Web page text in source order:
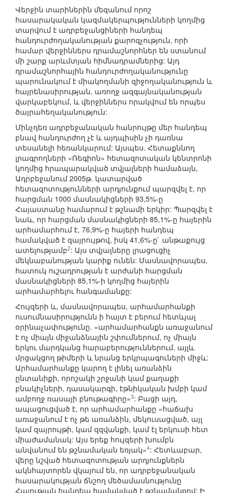
Վերջին տարիներին մեզանում որոշ
հասարակական կազմակերպությունների կողմից
տարվում է ադրբեջանցիների հանդեպ
հանդուրժողականության քարոզչություն, որի
համար վերջիններս դրամաշնորհներ են ստանում
մի շարք արևմտյան հիմնադրամներից: Այդ
դրամաշնորհային հանդուրժողականությունը
պարունակում է միակողմանի զիջողականություն և
հայրենասիրության, առողջ ազգայնականության
վարկաբեկում, և վերջիններս որակվում են որպես
ծայրահեղականություն:
Մինչդեռ ադրբեջանական հանրույթը մեր հանդեպ
բնավ հանդուրժող չէ և այդպիսին չի դառնա
տեսանելի հեռանկարում: Այսպես. Հետաքննող
լրագրողների «Ռեգիոն» հետազոտական կենտրոնի
կողմից հրապարակված տվյալների համաձայն,
Ադրբեջանում 2005թ. կատարված
հետազոտությունների արդյունքում պարզվել է, որ
հարցման 1000 մասնակիցների 93,5%-ը
Հայաստանը համարում է թշնամի երկիր: Պարզվել է
նաև, որ հարցման մասնակիցների 85,1%-ը հայերին
արհամարհում է, 76,9%-ը հայերի հանդեպ
համակված է զայրույթով, իսկ 41,6%-ը` անթաքույց
ատելությամբ2: Այս տվյալները լրացուցիչ
մեկնաբանության կարիք ունեն: Մասնավորապես,
հատուկ ուշադրության է արժանի հարցման
մասնակիցների 85,1%-ի կողմից հայերին
արհամարհելու հանգամանքը:
Հույզերի և, մասնավորապես, արհամարհանքի
ուսումնասիրությունն ի հայտ է բերում հետևյալ
օրինաչափությունը. «արհամարհանքն առաջանում
է ոչ միայն միջանձնային շփումներում, ոչ միայն
երկու մարդկանց հարաբերություններում, այլև
մրցակցող թիմերի և նրանց երկրպագուների միջև:
Արհամարհանքը կարող է լինել առանձին
ընտանիքի, որոշակի շրջանի կամ քաղաքի
բնակիչների, դասակարգի, էթնիկական խմբի կամ
ամբողջ ռասայի բնութագիրը»3: Բացի այդ,
ապացուցված է, որ արհամարհանքը «հաճախ
առաջանում է ոչ թե առանձին, մեկուսացված, այլ
կամ զայրույթի, կամ զզվանքի, կամ էլ երկուսի հետ
միաժամանակ: Այս երեք հույզերի խումբն
անվանում են թշնամական եռյակ»4: Հետևաբար,
վերը նշված հետազոտության արդյունքներն
ակնհայտորեն վկայում են, որ ադրբեջանական
հասարակության ճնշող մեծամասնությունը
Հայության հանդեպ համակված է թշնամանքով: Ի